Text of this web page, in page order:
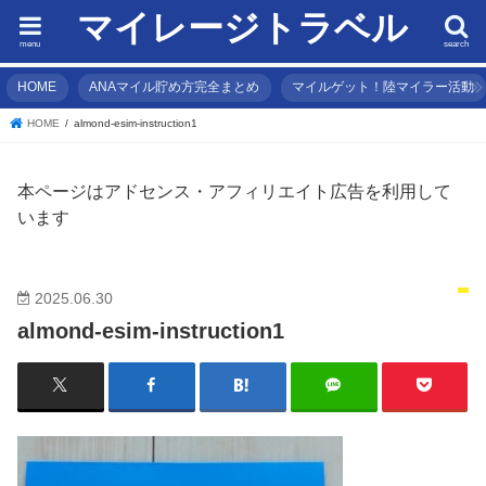
マイレージトラベル search
menu
HOME ANAマイル貯め方完全まとめ マイルゲット！陸マイラー活動
HOME almond-esim-instruction1
本ページはアドセンス・アフィリエイト広告を利用して
います
2025.06.30
almond-esim-instruction1